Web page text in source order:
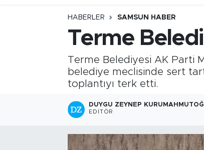
HABERLER SAMSUN HABER
Terme
Terme Belediyesi AK Parti
belediye meclisinde sert
toplantıyı terk etti.
DUYGU ZEYNEP
EDITÖR
Samsun Namaz Vakitleri
Trafik Durumu
Süper Lig Puan Durumu ve Fikstür
Son Dakika Haberleri
Haber Arşivi